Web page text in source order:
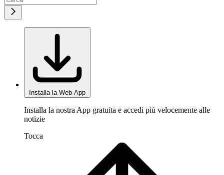
Installa la Web App
Installa la nostra App gratuita e accedi più velocemente alle
notizie
Tocca